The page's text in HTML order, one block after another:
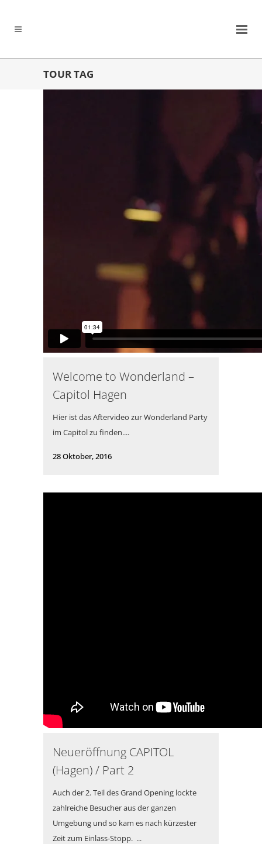
TOUR TAG
Welcome to Wonderland –
Capitol Hagen
Hier ist das Aftervideo zur Wonderland Party
im Capitol zu finden....
28 Oktober, 2016
Neueröffnung CAPITOL
(Hagen) / Part 2
Auch der 2. Teil des Grand Opening lockte
zahlreiche Besucher aus der ganzen
Umgebung und so kam es nach kürzester
Zeit zum Einlass-Stopp. ...